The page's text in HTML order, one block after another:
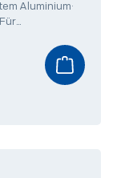
Aluminium•